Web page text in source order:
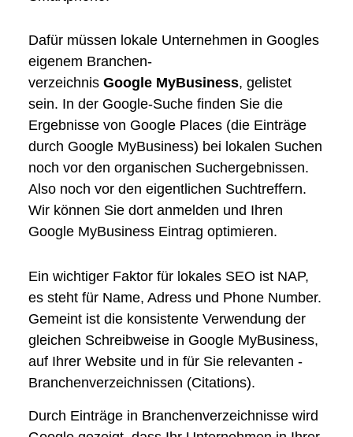
Dafür müssen lokale Unternehmen in Googles
eigenem Branchen­
verzeichnis Google MyBusiness, gelistet
sein. In der Google-Suche finden Sie die
Ergebnisse von Google Places (die Einträge
durch Google MyBusiness) bei lokalen Suchen
noch vor den organischen Suchergebnissen.
Also noch vor den eigentlichen Suchtreffern.
Wir können Sie dort anmelden und Ihren
Google MyBusiness Eintrag optimieren.
Ein wichtiger Faktor für lokales SEO ist NAP,
es steht für Name, Adress und Phone Number.
Gemeint ist die konsistente Verwendung der
gleichen Schreibweise in Google MyBusiness,
auf Ihrer Website und in für Sie relevanten ­
Branchen­verzeichnissen (Citations).
Durch Einträge in Branchen­verzeichnisse wird